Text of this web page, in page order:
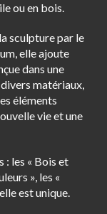
ou en bois.
sculpture par le
elle ajoute
dans une
matériaux,
éléments
vie et une
: les « Bois et
», les «
est unique.